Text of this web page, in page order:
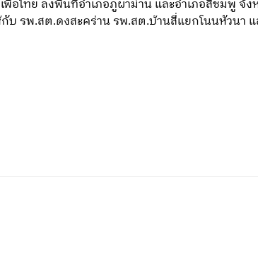
ไทย ลงพื้นที่อำเภอภูผาม่าน และอำเภอสีชมพู จัง
รพ.สต.ดงสะคร่าน รพ.สต.บ้านสี่แยกโนนหัวนา